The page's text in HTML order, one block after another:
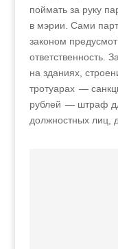
поймать за руку
в мэрии. Сами
законом
ответственность.
на зданиях,
тротуарах —
рублей — штраф
должностных лиц,